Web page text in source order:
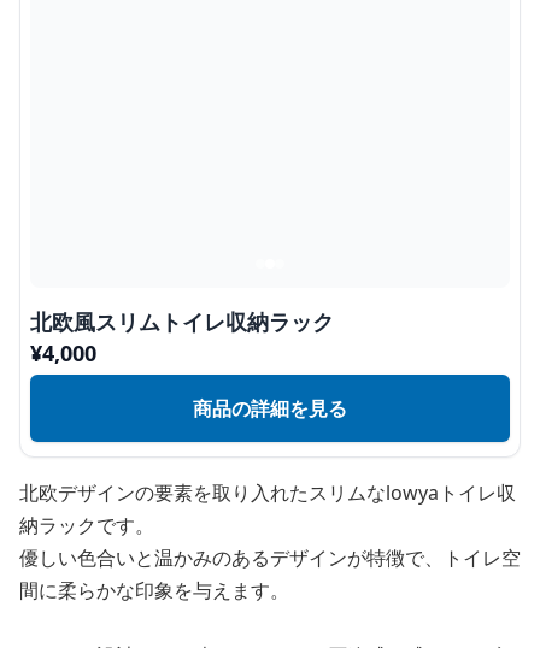
北欧風スリムトイレ収納ラック
¥4,000
商品の詳細を見る
北欧デザインの要素を取り入れたスリムなlowyaトイレ収
納ラックです。
優しい色合いと温かみのあるデザインが特徴で、トイレ空
間に柔らかな印象を与えます。